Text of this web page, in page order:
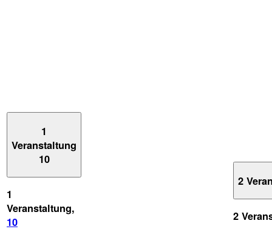
1
Veranstaltung
10
1
Veranstaltung,
10
2
2